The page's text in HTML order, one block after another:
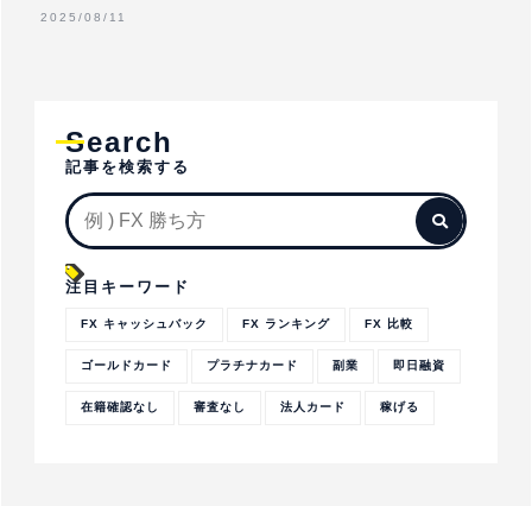
2025/08/11
Search
記事を検索する
注目キーワード
FX キャッシュバック FX ランキング FX 比較
ゴールドカード プラチナカード 副業 即日融資
在籍確認なし 審査なし 法人カード 稼げる